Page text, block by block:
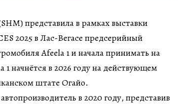
представила в рамках выставки
2025 в Лас-Вегасе предсерийный
Afeela 1 и начала принимать на
1 начнётся в 2026 году на действующем
штате Огайо.
в 2020 году, представив